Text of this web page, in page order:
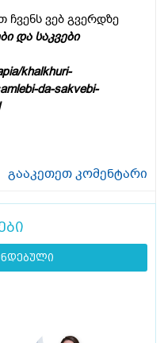
ჩვენს ვებ გვერდზე
და საკვები
khalkhuri-
da-sakvebi-
გააკეთეთ კომენტარი